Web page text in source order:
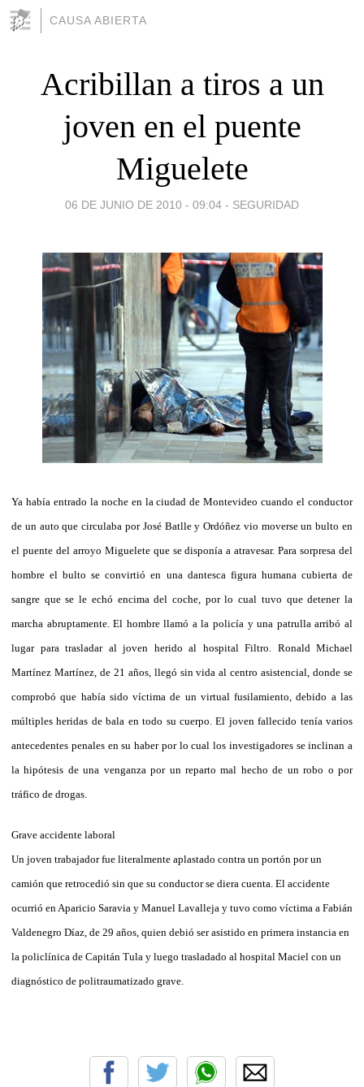
CAUSA ABIERTA
Acribillan a tiros a un
joven en el puente
Miguelete
06 DE JUNIO DE 2010 - 09:04 - SEGURIDAD
Ya había entrado la noche en la ciudad de Montevideo cuando el conductor
de un auto que circulaba por José Batlle y Ordóñez vio moverse un bulto en
el puente del arroyo Miguelete que se disponía a atravesar. Para sorpresa del
hombre el bulto se convirtió en una dantesca figura humana cubierta de
sangre que se le echó encima del coche, por lo cual tuvo que detener la
marcha abruptamente. El hombre llamó a la policía y una patrulla arribó al
lugar para trasladar al joven herido al hospital Filtro. Ronald Michael
Martínez Martínez, de 21 años, llegó sin vida al centro asistencial, donde se
comprobó que había sido víctima de un virtual fusilamiento, debido a las
múltiples heridas de bala en todo su cuerpo. El joven fallecido tenía varios
antecedentes penales en su haber por lo cual los investigadores se inclinan a
la hipótesis de una venganza por un reparto mal hecho de un robo o por
tráfico de drogas.
Grave accidente laboral
Un joven trabajador fue literalmente aplastado contra un portón por un
camión que retrocedió sin que su conductor se diera cuenta. El accidente
ocurrió en Aparicio Saravia y Manuel Lavalleja y tuvo como víctima a Fabián
Valdenegro Díaz, de 29 años, quien debió ser asistido en primera instancia en
la policlínica de Capitán Tula y luego trasladado al hospital Maciel con un
diagnóstico de politraumatizado grave.